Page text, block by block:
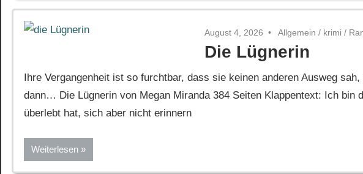
August 4, 2026 Allgemein / krimi /
Die Lügnerin
Ihre Vergangenheit ist so furchtbar, dass sie keinen anderen Ausweg
dann… Die Lügnerin von Megan Miranda 384 Seiten Klappentext: Ich bin
überlebt hat, sich aber nicht erinnern
Weiterlesen